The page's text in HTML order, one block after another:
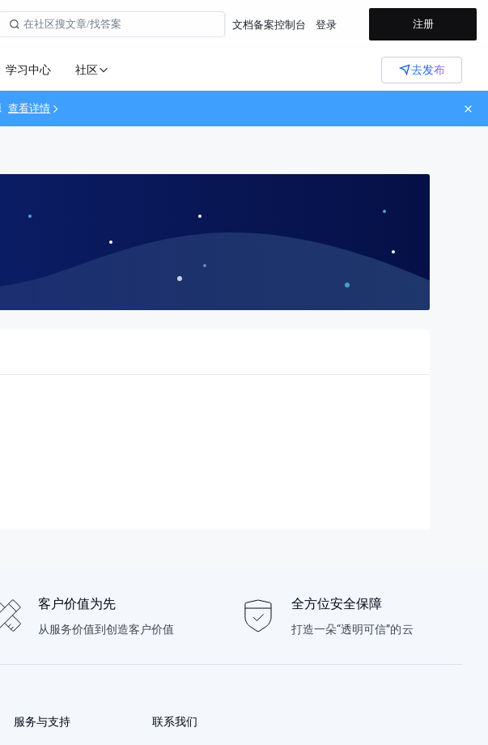
文档备案控制台 登录 注册
学习中心 社区 去发布
查看详情
客户价值为先
从服务价值到创造客户价值
全方位安全保障
打造一朵“透明可信”的云
服务与支持 联系我们